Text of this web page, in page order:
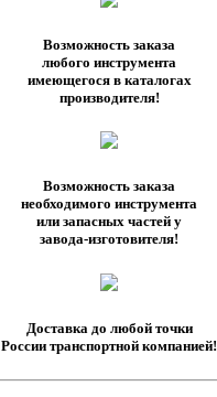
Возможность заказа
любого инструмента
имеющегося в каталогах
производителя!
Возможность заказа
необходимого инструмента
или запасных частей у
завода-изготовителя!
Доставка до любой точки
России транспортной компанией!